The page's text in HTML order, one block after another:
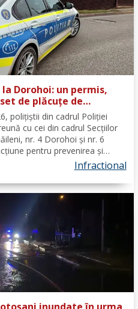
Dorohoi: un permis,
de plăcuțe de
polițiștii din cadrul Poliției
cu cei din cadrul Secțiilor
nr. 4 Dorohoi și nr. 6
pentru prevenirea și
penală și
Infractional
inundate în urma